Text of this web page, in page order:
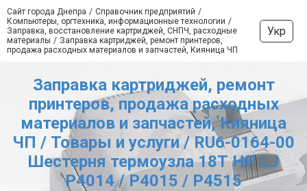
Сайт города Днепра
Справочник предприятий
Компьютеры, оргтехника, информационные технологии
Заправка, восстановление картриджей, СНПЧ, расходные
материалы
Заправка картриджей, ремонт принтеров,
продажа расходных материалов и запчастей, Кияница ЧП
Укр
Заправка картриджей, ремонт
принтеров, продажа расходных
материалов и запчастей, Кияница
ЧП / Товары и услуги / RU6-0164-00
Шестерня термоузла 18Т HP LJ
P4014 / P4015 / P4515